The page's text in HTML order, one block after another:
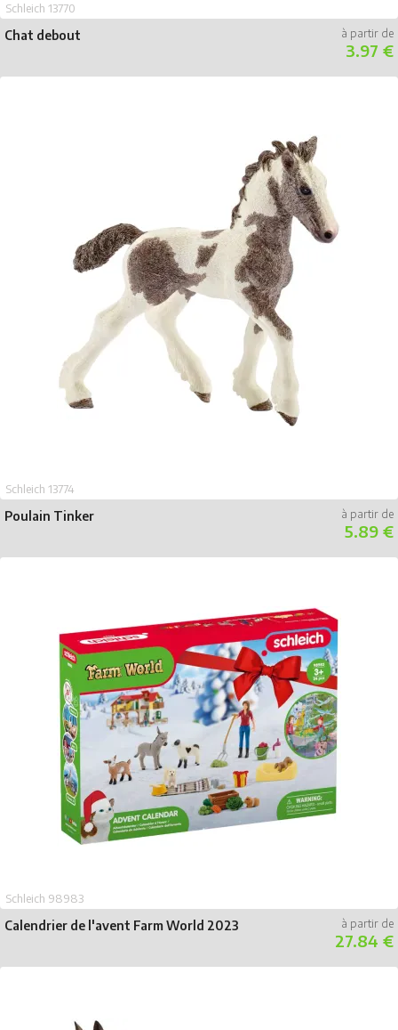
Chat debout
Schleich 13770
3.97 €
Poulain Tinker
Schleich 13774
5.89 €
Calendrier de l'avent Farm World 2023
Schleich 98983
27.84 €